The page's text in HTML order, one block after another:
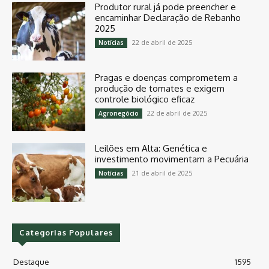
Produtor rural já pode preencher e
encaminhar Declaração de Rebanho
2025
Notícias 22 de abril de 2025
Pragas e doenças comprometem a
produção de tomates e exigem
controle biológico eficaz
Agronegócio 22 de abril de 2025
Leilões em Alta: Genética e
investimento movimentam a Pecuária
Notícias 21 de abril de 2025
Categorias Populares
Destaque 1595